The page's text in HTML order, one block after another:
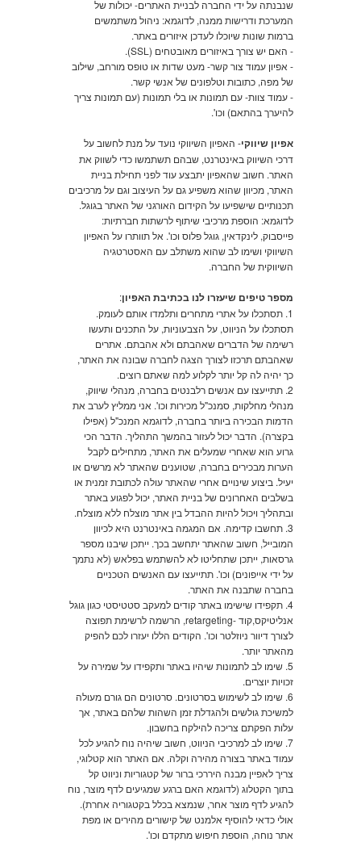
שנבנתה על ידי החברה לבניית האתרים- יכולות של
המערכת ודרישות ממנה, לדוגמא: ניהול משתמשים
ברמות שונות שיוכלו לעדכן איזורים באתר.
- האם יש צורך באיזורים מאובטחים (SSL).
- אפיון עמוד צור קשר- מעט שדות או טופס מורחב, שילוב
של מפה, כתובות וטלפונים של אנשי קשר.
- עמוד צוות- עם תמונות או בלי תמונות (עם תמונות צריך
להיערך בהתאם) וכו'.
אפיון שיווקי- האפיון השיווקי נועד על מנת לחשוב על
דרכי השיווק באינטרנט, שבהם תשתמשו כדי לשווק את
האתר. חשוב שהאפיון יתבצע עוד לפני תחילת בניית
האתר, מכיוון שהוא משפיע גם על העיצוב וגם על מרכיבים
תכנותיים שישפיעו על הקידום האורגני של האתר בגוגל.
לדוגמא: הוספת מרכיבי שיתוף לרשתות חברתיות:
פייסבוק, לינקדאין, גוגל פלוס וכו'. אל תוותרו על האפיון
השיווקי ושימו לב שהוא משתלב עם האסטרטגיה
השיווקית של החברה.
מספר טיפים שיעזרו לנו בכתיבת האפיון:
1. תסתכלו על אתרי מתחרים ותלמדו אותם לעומק.
תסתכלו על הניווט, על הצבעוניות, על התכנים ותעשו
רשימה של הדברים שאהבתם ולא אהבתם. אתרים
שאהבתם תרכזו לצורך הצגה לחברה שבונה את האתר,
כך יהיה לה קל יותר לקלוע למה שאתם רוצים.
2. תתייעצו עם אנשים רלבנטים בחברה, מנהלי שיווק,
מנהלי מחלקות, סמנכ"ל מכירות וכו'. אני ממליץ לערב את
הדמות הבכירה ביותר בחברה, לדוגמא המנכ"ל (אפילו
בקצרה). הדבר יכול לעזור בהמשך התהליך. הדבר הכי
גרוע הוא שאחרי שמעלים את האתר, מתחילים לקבל
הערות מבכירים בחברה, שטוענים שהאתר לא מרשים או
יעיל. ביצוע שינויים אחרי שהאתר עולה לכתובת זמנית או
בשלבים האחרונים של בניית האתר, יכול לפגוע באתר
ובתהליך ויכול להיות ההבדל בין אתר מוצלח ללא מוצלח.
3. תחשבו קדימה. אם המגמה באינטרנט היא לכיוון
המובייל, חשוב שהאתר יתחשב בכך. ייתכן שיבנו מספר
גרסאות, ייתכן שתחליטו לא להשתמש בפלאש (לא נתמך
על ידי אייפונים) וכו'. תתייעצו עם האנשים הטכניים
בחברה שתבנה את האתר.
4. תקפידו שישימו באתר קודים למעקב סטטיסטי כגון גוגל
אנליטיקס,קוד -retargeting, הרשמה לרשימת תפוצה
לצורך דיוור ניוזלטר וכו'. הקודים הללו יעזרו לכם להפיק
מהאתר יותר.
5. שימו לב לתמונות שיהיו באתר ותקפידו על שמירה על
זכויות יוצרים.
6. שימו לב לשימוש בסרטונים. סרטונים הם גורם מעולה
למשיכת גולשים ולהגדלת זמן השהות שלהם באתר, אך
עלות הפקתם צריכה להילקח בחשבון.
7. שימו לב למרכיבי הניווט, חשוב שיהיה נוח להגיע לכל
עמוד באתר בצורה מהירה וקלה. אם האתר הוא קטלוגי,
צריך לאפיין מבנה היררכי ברור של קטגוריות וניווט קל
בתוך הקטלוג (לדוגמא האם ברגע שמגיעים לדף מוצר, נוח
להגיע לדף מוצר אחר, שנמצא בכלל בקטגוריה אחרת).
אולי כדאי להוסיף אלמנט של קישורים מהירים או מפת
אתר נוחה, הוספת חיפוש מתקדם וכו'.